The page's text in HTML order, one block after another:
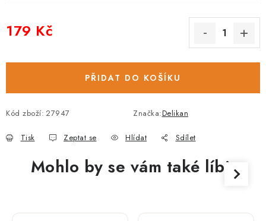
179 Kč
PŘIDAT DO KOŠÍKU
Kód zboží: 27947 Značka:Delikan
Tisk Zeptat se Hlídat Sdílet
Mohlo by se vám také líbit